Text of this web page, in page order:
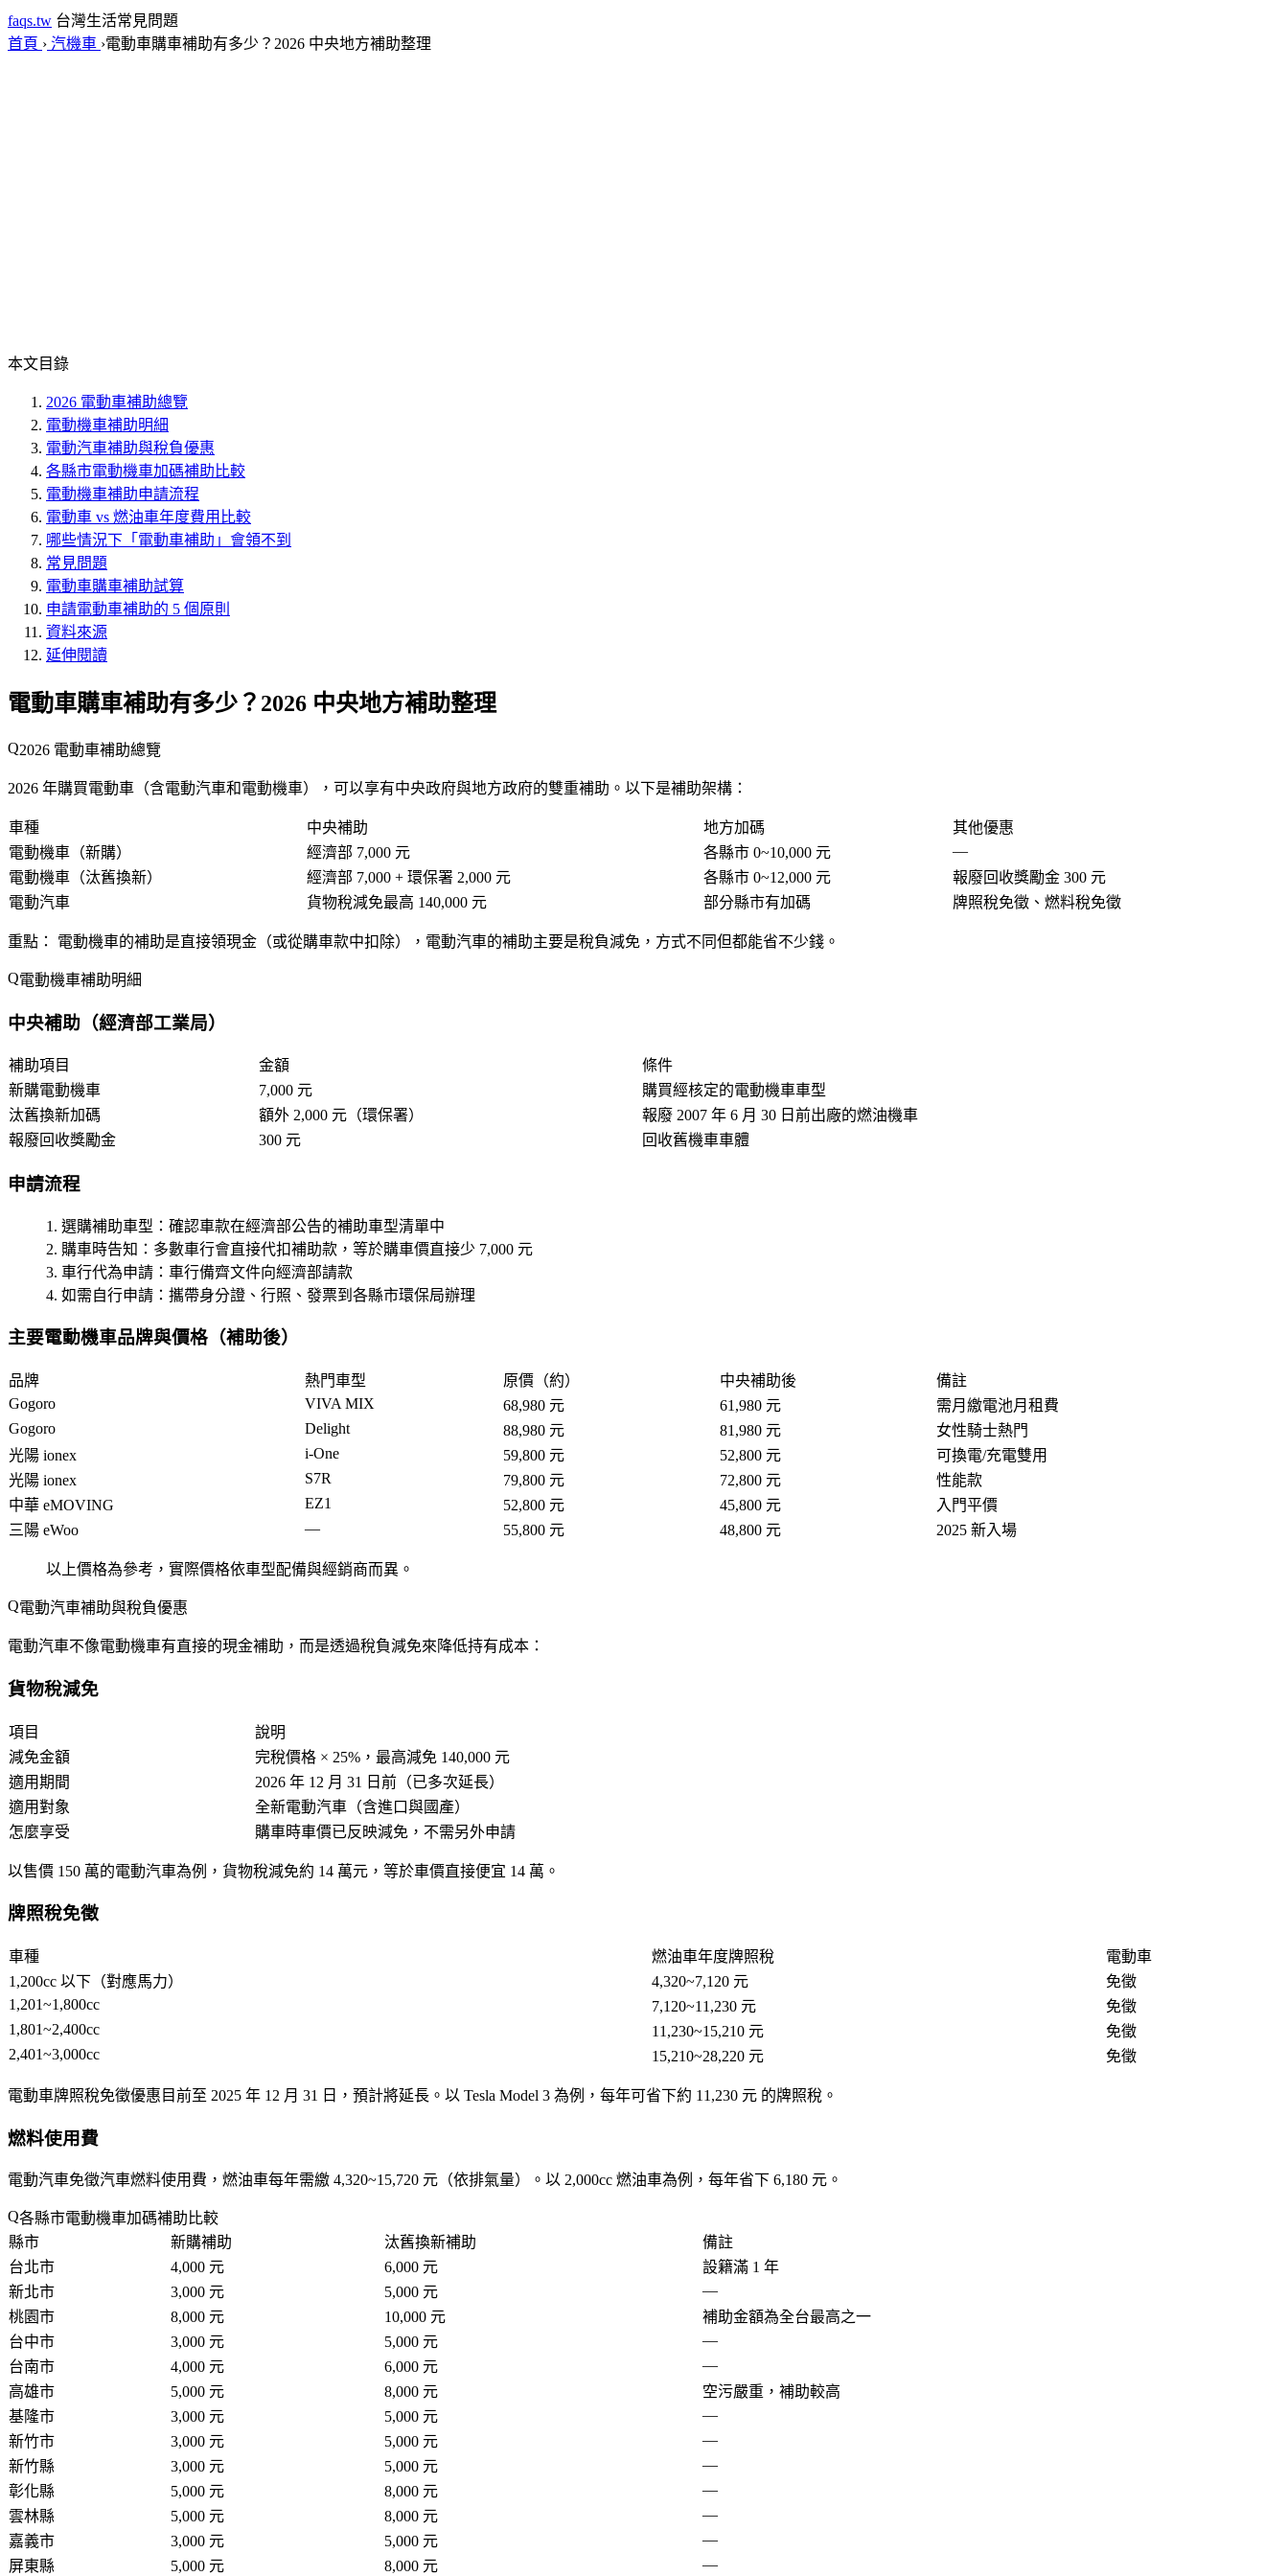
faqs.tw 台灣生活常見問題
首頁 › 汽機車 ›電動車購車補助有多少？2026 中央地方補助整理
本文目錄
2026 電動車補助總覽
電動機車補助明細
電動汽車補助與稅負優惠
各縣市電動機車加碼補助比較
電動機車補助申請流程
電動車 vs 燃油車年度費用比較
哪些情況下「電動車補助」會領不到
常見問題
電動車購車補助試算
申請電動車補助的 5 個原則
資料來源
延伸閱讀
電動車購車補助有多少？2026 中央地方補助整理
2026 電動車補助總覽
2026 年購買電動車（含電動汽車和電動機車），可以享有中央政府與地方政府的雙重補助。以下是補助架構：
車種 中央補助 地方加碼
其他優惠
電動機車（新購）
經濟部 7,000 元 各縣市 0~10,000 元
—
電動機車（汰舊換新）
經濟部 7,000 + 環保署 2,000 元 各縣市 0~12,000 元
報廢回收獎勵金 300 元
電動汽車
貨物稅減免最高 140,000 元 部分縣市有加碼 牌照稅免徵、燃料稅免徵
重點： 電動機車的補助是直接領現金（或從購車款中扣除），電動汽車的補助主要是稅負減免，方式不同但都能省不少錢。
電動機車補助明細
中央補助（經濟部工業局）
補助項目 金額
條件
新購電動機車
7,000 元
購買經核定的電動機車車型
汰舊換新加碼
額外 2,000 元 （環保署）
報廢 2007 年 6 月 30 日前出廠的燃油機車
報廢回收獎勵金
300 元 回收舊機車車體
申請流程
選購補助車型 ：確認車款在經濟部公告的補助車型清單中
購車時告知 ：多數車行會直接代扣補助款，等於購車價直接少 7,000 元
車行代為申請 ：車行備齊文件向經濟部請款
如需自行申請 ：攜帶身分證、行照、發票到各縣市環保局辦理
主要電動機車品牌與價格（補助後）
品牌 熱門車型 原價（約） 中央補助後
備註
Gogoro
VIVA MIX 68,980 元 61,980 元
需月繳電池月租費
Gogoro
Delight 88,980 元 81,980 元
女性騎士熱門
光陽 ionex
i-One 59,800 元 52,800 元
可換電/充電雙用
光陽 ionex
S7R 79,800 元 72,800 元
性能款
中華 eMOVING
EZ1 52,800 元 45,800 元
入門平價
三陽 eWoo
— 55,800 元 48,800 元 2025 新入場
以上價格為參考，實際價格依車型配備與經銷商而異。
電動汽車補助與稅負優惠
電動汽車不像電動機車有直接的現金補助，而是透過稅負減免來降低持有成本：
貨物稅減免
項目
說明
減免金額
完稅價格 × 25%，最高減免 140,000 元
適用期間
2026 年 12 月 31 日前（已多次延長）
適用對象
全新電動汽車（含進口與國產）
怎麼享受
購車時車價已反映減免，不需另外申請
以售價 150 萬的電動汽車為例，貨物稅減免約 14 萬元 ，等於車價直接便宜 14 萬。
牌照稅免徵
車種 燃油車年度牌照稅
電動車
1,200cc 以下（對應馬力）
4,320~7,120 元
免徵
1,201~1,800cc
7,120~11,230 元
免徵
1,801~2,400cc
11,230~15,210 元
免徵
2,401~3,000cc
15,210~28,220 元 免徵
電動車牌照稅免徵優惠目前至 2025 年 12 月 31 日 ，預計將延長。以 Tesla Model 3 為例，每年可省下約 11,230 元 的牌照稅。
燃料使用費
電動汽車免徵汽車燃料使用費 ，燃油車每年需繳 4,320~15,720 元（依排氣量）。以 2,000cc 燃油車為例，每年省下 6,180 元 。
各縣市電動機車加碼補助比較
縣市
新購補助 汰舊換新補助
備註
台北市
4,000 元 6,000 元
設籍滿 1 年
新北市
3,000 元 5,000 元
—
桃園市
8,000 元 10,000 元
補助金額為全台最高之一
台中市
3,000 元 5,000 元
—
台南市
4,000 元 6,000 元
—
高雄市
5,000 元 8,000 元
空污嚴重，補助較高
基隆市
3,000 元 5,000 元
—
新竹市
3,000 元 5,000 元
—
新竹縣
3,000 元 5,000 元
—
彰化縣
5,000 元 8,000 元
—
雲林縣
5,000 元 8,000 元
—
嘉義市
3,000 元 5,000 元
—
屏東縣
5,000 元 8,000 元
—